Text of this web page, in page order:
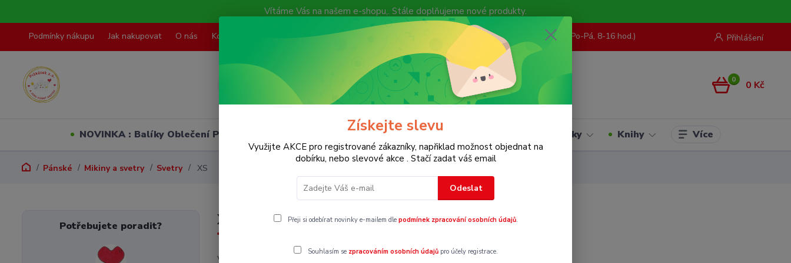
Vítáme Vás na našem e-shopu,. Stále doplňujeme nové produkty.
Podmínky nákupu Jak nakupovat O nás Kontakty Přihlášení
Hledat
Nevíte si rady? Zavolejte. + 420 773 967 062 (Po-Pá, 8-16 hod.)
0 0 Kč
NOVINKA : Balíky Oblečení PO VELIKOSTECH Dětské Dámské Hračky Knihy Více
Pánské Mikiny a svetry Svetry XS
XS
V této kategorii nebylo nalezeno žádné zboží.
Potřebujete poradit?
Získejte slevu
Využijte AKCE pro registrované zákazníky, napřiklad možnost objednat na
dobírku, nebo slevové akce . Stačí zadat váš email
Odeslat
Přeji si odebírat novinky e-mailem dle podmínek zpracování osobních údajů.
Souhlasím se zpracováním osobních údajůpro účely registrace.